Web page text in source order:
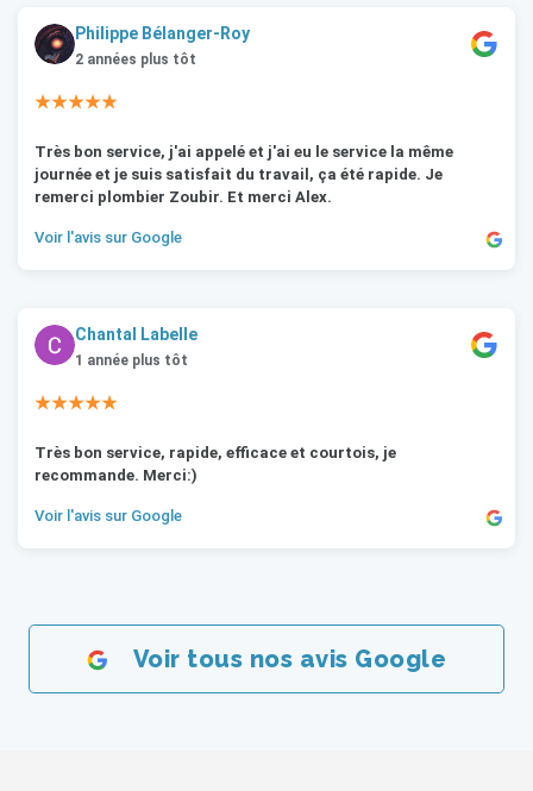
Philippe Bélanger-Roy
2 années plus tôt
★★★★★
Très bon service, j'ai appelé et j'ai eu le service la même
journée et je suis satisfait du travail, ça été rapide. Je
remerci plombier Zoubir. Et merci Alex.
Voir l'avis sur Google
Chantal Labelle
1 année plus tôt
★★★★★
Très bon service, rapide, efficace et courtois, je
recommande. Merci:)
Voir l'avis sur Google
Voir tous nos avis Google